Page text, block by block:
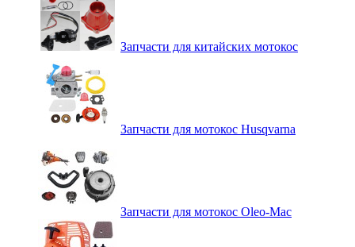
Запчасти для китайских мотокос
Запчасти для мотокос Husqvarna
Запчасти для мотокос Oleo-Mac